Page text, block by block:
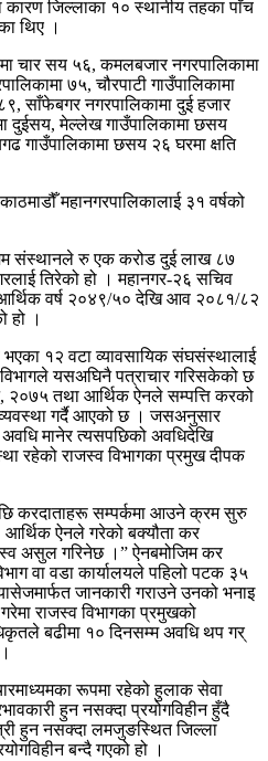
कारण जिल्लाका १० स्थानीय तहका पाँच
थिए ।
चार सय ५६, कमलबजार नगरपालिकामा
७५, चौरपाटी गाउँपालिकामा
साँफेबगर नगरपालिकामा दुई हजार
दुईसय, मेल्लेख गाउँपालिकामा छसय
गाउँपालिकामा छसय २६ घरमा क्षति
महानगरपालिकालाई ३१ वर्षको
संस्थानले रु एक करोड दुई लाख ८७
तिरेको हो । महानगर-२६ सचिव
वर्ष २०४९/५० देखि आव २०८१/८२
हो ।
भएका १२ वटा व्यावसायिक संघसंस्थालाई
यसअघिनै पत्राचार गरिसकेको छ
२०७५ तथा आर्थिक ऐनले सम्पत्ति करको
गर्दै आएको छ । जसअनुसार
अवधि मानेर त्यसपछिको अवधिदेखि
रहेको राजस्व विभागका प्रमुख दीपक
करदाताहरू सम्पर्कमा आउने क्रम सुरु
आर्थिक ऐनले गरेको बक्यौता कर
असुल गरिनेछ ।” ऐनबमोजिम कर
वा वडा कार्यालयले पहिलो पटक ३५
जानकारी गराउने उनको भनाइ
राजस्व विभागका प्रमुखको
बढीमा १० दिनसम्म अवधि थप गर्
रूपमा रहेको हुलाक सेवा
हुन नसक्दा प्रयोगविहीन हुँदै
हुन नसक्दा लमजुङस्थित जिल्ला
बन्दै गएको हो ।